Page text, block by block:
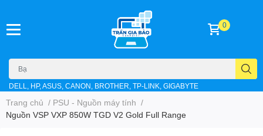
DELL, HP, ASUS, CANON, BROTHER, TP-LINK, GIGABYTE
0
Trang chủ / PSU - Nguồn máy tính /
Nguồn VSP VXP 850W TGD V2 Gold Full Range